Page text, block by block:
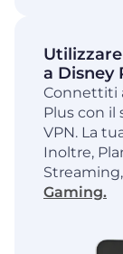
a Disney
Connettiti
Plus con il
VPN. La
Inoltre,
Gaming.